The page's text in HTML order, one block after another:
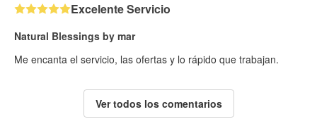
Excelente Servicio
Natural Blessings by mar
Me encanta el servicio, las ofertas y lo rápido que trabajan.
Ver todos los comentarios